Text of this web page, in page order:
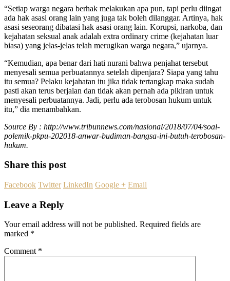
“Setiap warga negara berhak melakukan apa pun, tapi perlu diingat
ada hak asasi orang lain yang juga tak boleh dilanggar. Artinya, hak
asasi seseorang dibatasi hak asasi orang lain. Korupsi, narkoba, dan
kejahatan seksual anak adalah extra ordinary crime (kejahatan luar
biasa) yang jelas-jelas telah merugikan warga negara,” ujarnya.
“Kemudian, apa benar dari hati nurani bahwa penjahat tersebut
menyesali semua perbuatannya setelah dipenjara? Siapa yang tahu
itu semua? Pelaku kejahatan itu jika tidak tertangkap maka sudah
pasti akan terus berjalan dan tidak akan pernah ada pikiran untuk
menyesali perbuatannya. Jadi, perlu ada terobosan hukum untuk
itu,” dia menambahkan.
Source By : http://www.tribunnews.com/nasional/2018/07/04/soal-
polemik-pkpu-202018-anwar-budiman-bangsa-ini-butuh-terobosan-
hukum.
Share this post
Facebook Twitter LinkedIn Google + Email
Leave a Reply
Your email address will not be published. Required fields are
marked *
Comment *